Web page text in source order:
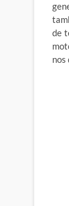
de
nos